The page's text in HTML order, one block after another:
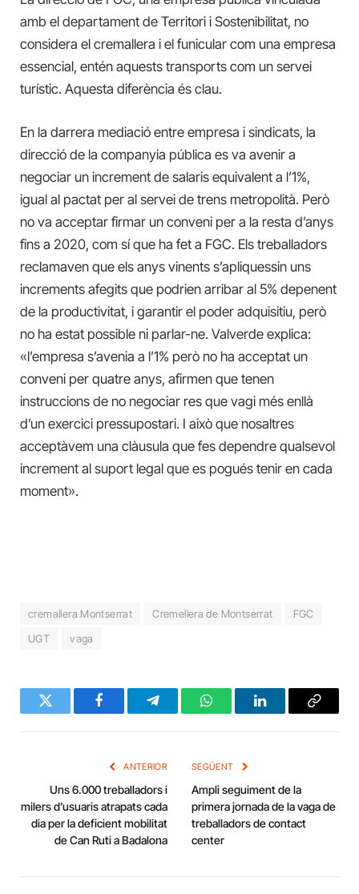
amb el departament de Territori i Sostenibilitat, no
considera el cremallera i el funicular com una empresa
essencial, entén aquests transports com un servei
turístic. Aquesta diferència és clau.
En la darrera mediació entre empresa i sindicats, la
direcció de la companyia pública es va avenir a
negociar un increment de salaris equivalent a l’1%,
igual al pactat per al servei de trens metropolità. Però
no va acceptar firmar un conveni per a la resta d’anys
fins a 2020, com sí que ha fet a FGC. Els treballadors
reclamaven que els anys vinents s’apliquessin uns
increments afegits que podrien arribar al 5% depenent
de la productivitat, i garantir el poder adquisitiu, però
no ha estat possible ni parlar-ne. Valverde explica:
«l’empresa s’avenia a l’1% però no ha acceptat un
conveni per quatre anys, afirmen que tenen
instruccions de no negociar res que vagi més enllà
d’un exercici pressupostari. I això que nosaltres
acceptàvem una clàusula que fes dependre qualsevol
increment al suport legal que es pogués tenir en cada
moment».
cremallera Montserrat Cremellera de Montserrat
FGC
UGT
vaga
Twitter FacebookTelegramWhatsAppLinkedInCopy
ANTERIOR
Uns 6.000 treballadors i
milers d’usuaris atrapats cada
dia per la deficient mobilitat
de Can Ruti a Badalona
SEGÜENT
Ampli seguiment de la
primera jornada de la vaga de
treballadors de contact
center